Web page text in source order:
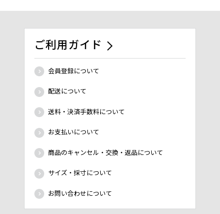
ご利用ガイド
会員登録について
配送について
送料・決済手数料について
お支払いについて
商品のキャンセル・交換・返品について
サイズ・採寸について
お問い合わせについて